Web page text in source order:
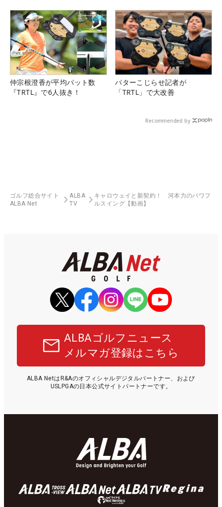
仲宗根澄香が平均パット数
『TRTL』で6人抜き！
パターこじらせ記者が
「TRTL」で大改善
Recommended by
ゴルフ総合サイト
ALBA Net
ALBA
TV
キャロウェイと新契約！ 河本力のパワフ
ルスイング【動画】
ALBAゴルフニュース
メルマガ登録はこちら
ALBA NetはR&Aのオフィシャルデジタルパートナー、および
USLPGAの日本公式サイトパートナーです。